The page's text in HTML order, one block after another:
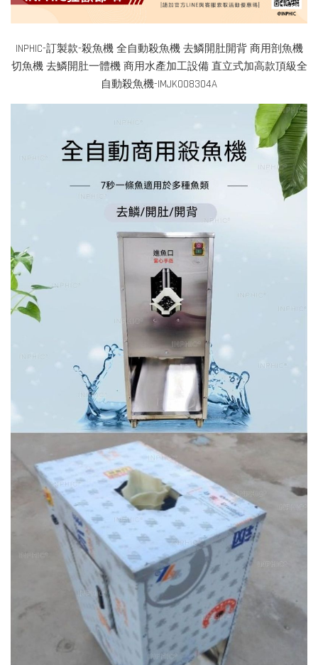
INPHIC-訂製款-殺魚機 全自動殺魚機 去鱗開肚開背 商用剖魚機
切魚機 去鱗開肚一體機 商用水產加工設備 直立式加高款頂級全
自動殺魚機-IMJK008304A